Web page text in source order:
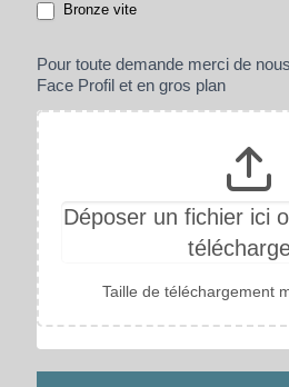
Bronze vite
Pour toute demande merci de
Face Profil et en gros plan
Déposer un fichier ici
Taille de téléchargement